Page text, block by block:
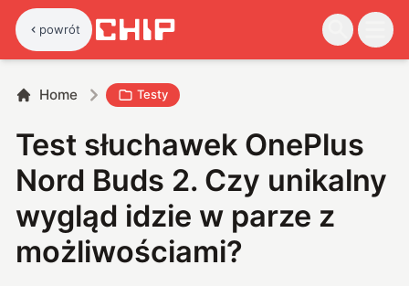
powrót
Home Testy
Test słuchawek OnePlus
Nord Buds 2. Czy unikalny
wygląd idzie w parze z
możliwościami?